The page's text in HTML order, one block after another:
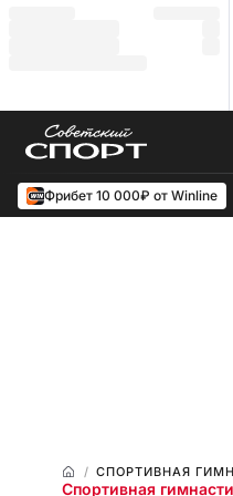
Фрибет 10 000₽ от Winline
СПОРТИВНАЯ
Спортивная